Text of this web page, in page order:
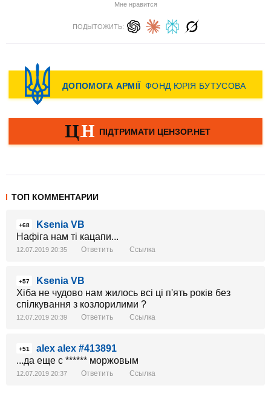
Мне нравится
ПОДЫТОЖИТЬ:
ТОП КОММЕНТАРИИ
+68
Ksenia VB
Нафіга нам ті кацапи...
12.07.2019 20:35 Ответить Ссылка
+57
Ksenia VB
Хіба не чудово нам жилось всі ці п'ять років без
спілкування з козлорилими ?
12.07.2019 20:39 Ответить Ссылка
+51
alex alex #413891
...да еще с ****** моржовым
12.07.2019 20:37 Ответить Ссылка